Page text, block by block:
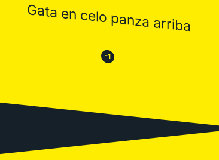
Gata en celo panza arriba
😒 -1 😂